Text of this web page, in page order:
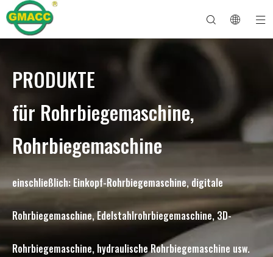
PRODUKTE
für Rohrbiegemaschine,
Rohrbiegemaschine
einschließlich: Einkopf-Rohrbiegemaschine, digitale
Rohrbiegemaschine, Edelstahlrohrbiegemaschine, 3D-
Rohrbiegemaschine, hydraulische Rohrbiegemaschine usw.